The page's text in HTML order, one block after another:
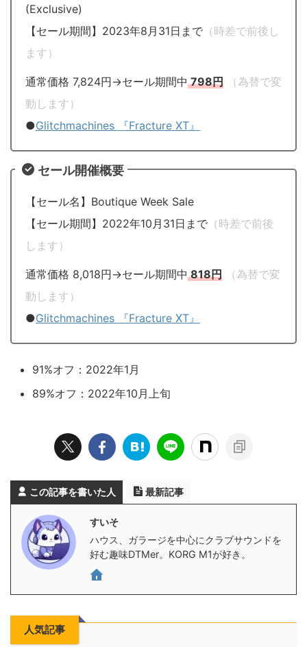
(Exclusive)
【セール期間】2023年8月31日まで （時差で前後し
ます）
通常価格 7,824円→セール期間中798円
（為替で変
動します）
●Glitchmachines 『Fracture XT』
セール開催概要
【セール名】Boutique Week Sale
【セール期間】2022年10月31日まで （時差で前後
します）
通常価格 8,018円→セール期間中818円
（為替で変
動します）
●Glitchmachines 『Fracture XT』
91%オフ：2022年1月
89%オフ：2022年10月上旬
この記事を書いた人 最新記事
すいそ
ハウス、ガラージを中心にクラブサウンドを
好む趣味DTMer。KORG M1が好き。
人気記事